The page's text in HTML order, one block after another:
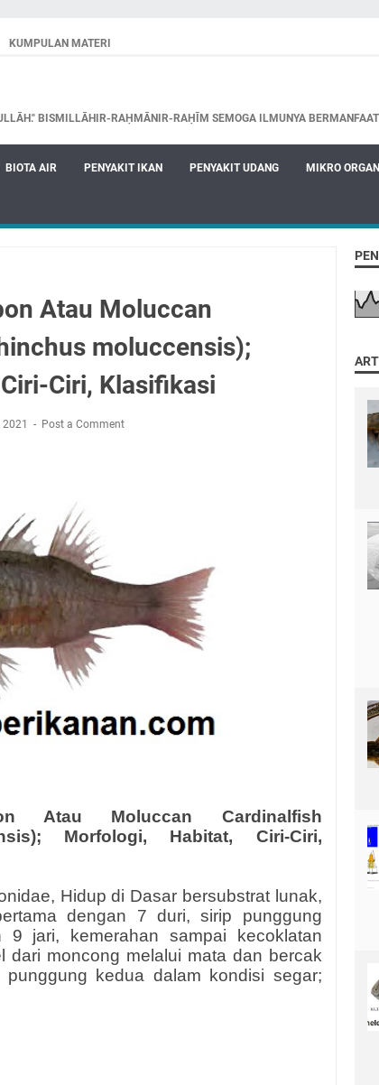
KUMPULAN MATERI
BISMILLĀHIR-RAḤMĀNIR-RAḤĪM SEMOGA ILMUNYA
BIOTA AIR PENYAKIT IKAN PENYAKIT UDANG MIKRO
Atau Moluccan
moluccensis);
Ciri, Klasifikasi
Post a Comment
Atau Moluccan Cardinalfish
Morfologi, Habitat, Ciri-Ciri,
Hidup di Dasar bersubstrat lunak,
dengan 7 duri, sirip punggung
jari, kemerahan sampai kecoklatan
dari moncong melalui mata dan bercak
kedua dalam kondisi segar;